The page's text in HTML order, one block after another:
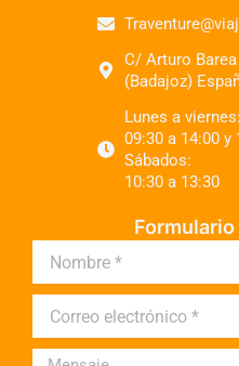
C/ Arturo
(Badajoz)
Lunes a viernes:
09:30 a 14:00 y
Sábados:
10:30 a 13:30